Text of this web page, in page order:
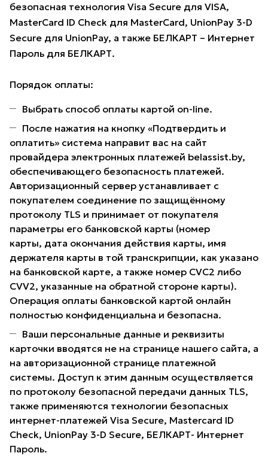
безопасная технология Visa Secure для VISA,
MasterCard ID Check для MasterCard, UnionPay 3-D
Secure для UnionPay, а также БЕЛКАРТ – Интернет
Пароль для БЕЛКАРТ.
Порядок оплаты:
Выбрать способ оплаты картой on-line.
После нажатия на кнопку «Подтвердить и
оплатить» система направит вас на сайт
провайдера электронных платежей belassist.by,
обеспечивающего безопасность платежей.
Авторизационный сервер устанавливает с
покупателем соединение по защищённому
протоколу TLS и принимает от покупателя
параметры его банковской карты (номер
карты, дата окончания действия карты, имя
держателя карты в той транскрипции, как указано
на банковской карте, а также номер CVC2 либо
CVV2, указанные на обратной стороне карты).
Операция оплаты банковской картой онлайн
полностью конфиденциальна и безопасна.
Ваши персональные данные и реквизиты
карточки вводятся не на странице нашего сайта, а
на авторизационной странице платежной
системы. Доступ к этим данным осуществляется
по протоколу безопасной передачи данных TLS,
также применяются технологии безопасных
интернет-платежей Visa Secure, Mastercard ID
Check, UnionPay 3-D Secure, БЕЛКАРТ- Интернет
Пароль.